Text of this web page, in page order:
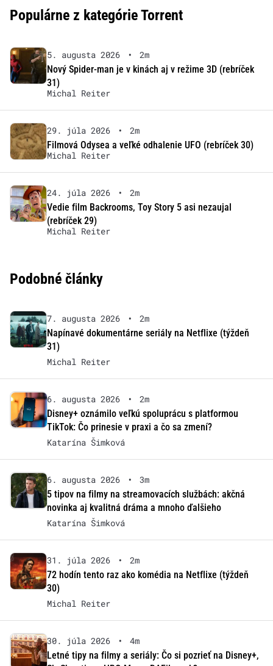
Populárne z kategórie Torrent
5. augusta 2026 •
2m
Nový Spider-man je v kinách aj v režime 3D (rebríček
31)
Michal Reiter
29. júla 2026 •
2m
Filmová Odysea a veľké odhalenie UFO (rebríček 30)
Michal Reiter
24. júla 2026 •
2m
Vedie film Backrooms, Toy Story 5 asi nezaujal
(rebríček 29)
Michal Reiter
Podobné články
7. augusta 2026 •
2m
Napínavé dokumentárne seriály na Netflixe (týždeň
31)
Michal Reiter
6. augusta 2026 •
2m
Disney+ oznámilo veľkú spoluprácu s platformou
TikTok: Čo prinesie v praxi a čo sa zmení?
Katarína Šimková
6. augusta 2026 •
3m
5 tipov na filmy na streamovacích službách: akčná
novinka aj kvalitná dráma a mnoho ďalšieho
Katarína Šimková
31. júla 2026 •
2m
72 hodín tento raz ako komédia na Netflixe (týždeň
30)
Michal Reiter
30. júla 2026 •
4m
Letné tipy na filmy a seriály: Čo si pozrieť na Disney+,